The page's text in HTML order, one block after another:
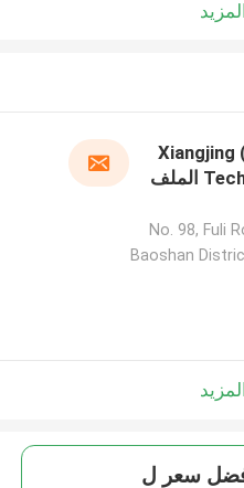
Xiangjing
Technology Co., Ltd الملف
No. 98, Fuli
Baoshan
سعر ل